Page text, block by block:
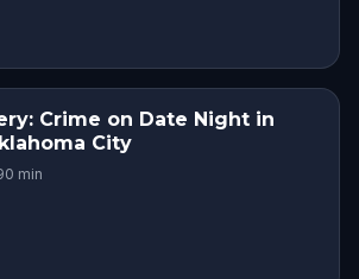
Crime on Date Night in
City
min